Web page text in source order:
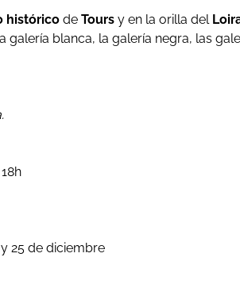
histórico de Tours y en la orilla del
galería blanca, la galería negra, las
25 de diciembre